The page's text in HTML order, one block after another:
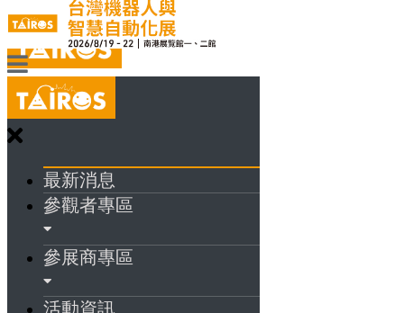
最新消息
參觀者專區
參展商專區
活動資訊